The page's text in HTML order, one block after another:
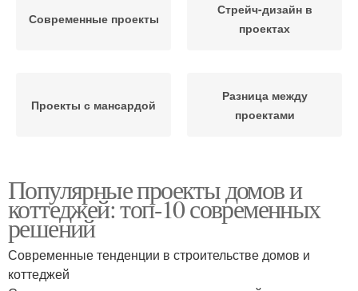
Современные проекты
Стрейч-дизайн в
проектах
Проекты с мансардой
Разница между
проектами
Популярные проекты домов и
коттеджей: топ-10 современных
решений
Современные тенденции в строительстве домов и
коттеджей